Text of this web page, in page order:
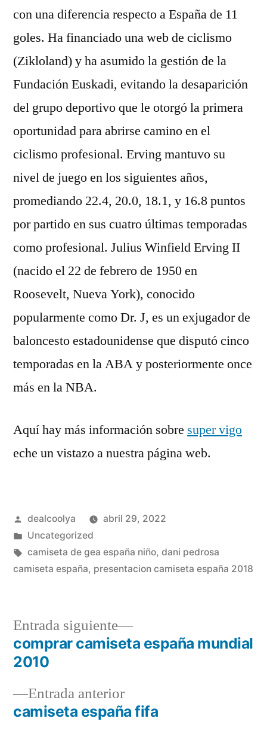
con una diferencia respecto a España de 11
goles. Ha financiado una web de ciclismo
(Zikloland) y ha asumido la gestión de la
Fundación Euskadi, evitando la desaparición
del grupo deportivo que le otorgó la primera
oportunidad para abrirse camino en el
ciclismo profesional. Erving mantuvo su
nivel de juego en los siguientes años,
promediando 22.4, 20.0, 18.1, y 16.8 puntos
por partido en sus cuatro últimas temporadas
como profesional. Julius Winfield Erving II
(nacido el 22 de febrero de 1950 en
Roosevelt, Nueva York), conocido
popularmente como Dr. J, es un exjugador de
baloncesto estadounidense que disputó cinco
temporadas en la ABA y posteriormente once
más en la NBA.
Aquí hay más información sobre super vigo
eche un vistazo a nuestra página web.
Publicado
por
dealcoolya
abril 29, 2022
Publicado
en
Uncategorized
Etiquetas:
camiseta de gea españa niño, dani pedrosa
camiseta españa, presentacion camiseta españa 2018
Navegación
entradas
Entrada anteriorEntrada
anterior:
camiseta españa fifa
Entrada siguiente
Entrada
siguiente:
comprar camiseta españa mundial
2010